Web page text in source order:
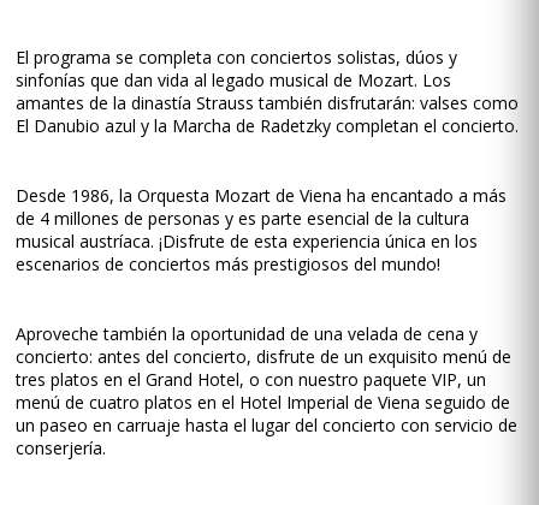
El programa se completa con conciertos solistas, dúos y
sinfonías que dan vida al legado musical de Mozart. Los
amantes de la dinastía Strauss también disfrutarán: valses como
El Danubio azul y la Marcha de Radetzky completan el concierto.
Desde 1986, la Orquesta Mozart de Viena ha encantado a más
de 4 millones de personas y es parte esencial de la cultura
musical austríaca. ¡Disfrute de esta experiencia única en los
escenarios de conciertos más prestigiosos del mundo!
Aproveche también la oportunidad de una velada de cena y
concierto: antes del concierto, disfrute de un exquisito menú de
tres platos en el Grand Hotel, o con nuestro paquete VIP, un
menú de cuatro platos en el Hotel Imperial de Viena seguido de
un paseo en carruaje hasta el lugar del concierto con servicio de
conserjería.